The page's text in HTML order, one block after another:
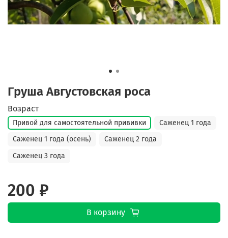
Груша Августовская роса
Возраст
Привой для самостоятельной прививки
Саженец 1 года
Саженец 1 года (осень)
Саженец 2 года
Саженец 3 года
200 ₽
В корзину